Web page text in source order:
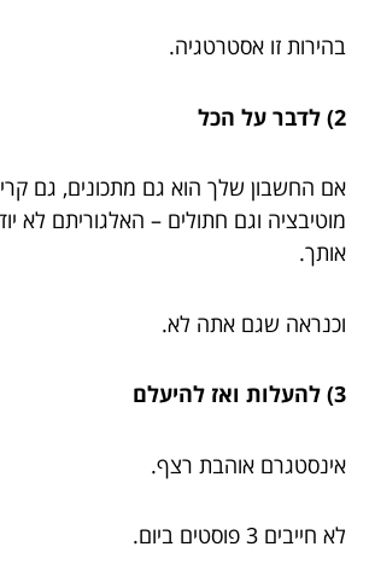
בהירות זו אסטרטגיה.
2) לדבר על הכל
אם החשבון שלך הוא גם מתכונים, גם
מוטיבציה וגם חתולים – האלגוריתם לא
אותך.
וכנראה שגם אתה לא.
3) להעלות ואז להיעלם
אינסטגרם אוהבת רצף.
לא חייבים 3 פוסטים ביום.